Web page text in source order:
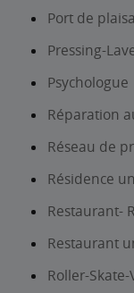
Port de
Pressing-
Psychologue
Réparation
Réseau de
Résidence
Restaurant-
Restaurant
Roller-